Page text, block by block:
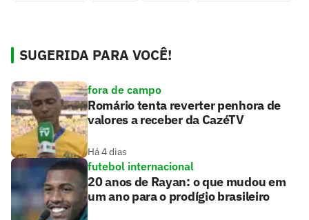
SUGERIDA PARA VOCÊ!
fora de campo
Romário tenta reverter penhora de
valores a receber da CazéTV
Há 4 dias
futebol internacional
20 anos de Rayan: o que mudou em
um ano para o prodígio brasileiro